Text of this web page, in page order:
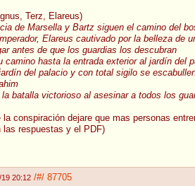
Terz, Elareus)
de Marsella y Bartz siguen el camino del
Elareus cautivado por la belleza de
antes de que los guardias los descubran
camino hasta la entrada exterior al jardín del
del palacio y con total sigilo se
batalla victorioso al asesinar a todos los
la conspiración dejare que mas personas
las respuestas y el PDF)
20:12 /#/ 87705